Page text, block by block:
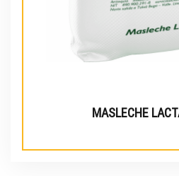
MASLECHE